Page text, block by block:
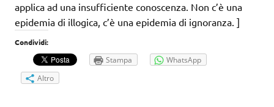
applica ad una insufficiente conoscenza. Non c’è una
epidemia di illogica, c’è una epidemia di ignoranza. ]
Condividi:
Stampa
WhatsApp
Altro